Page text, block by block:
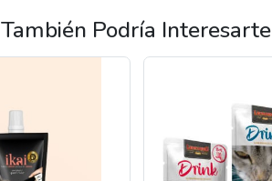
También Podría Interesarte